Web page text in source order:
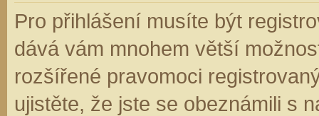
Pro přihlášení musíte být
dává vám mnohem větší
rozšířené pravomoci
ujistěte, že jste se obeznámili s